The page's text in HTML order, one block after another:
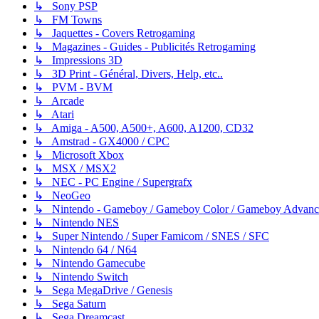
↳ Sony PSP
↳ FM Towns
↳ Jaquettes - Covers Retrogaming
↳ Magazines - Guides - Publicités Retrogaming
↳ Impressions 3D
↳ 3D Print - Général, Divers, Help, etc..
↳ PVM - BVM
↳ Arcade
↳ Atari
↳ Amiga - A500, A500+, A600, A1200, CD32
↳ Amstrad - GX4000 / CPC
↳ Microsoft Xbox
↳ MSX / MSX2
↳ NEC - PC Engine / Supergrafx
↳ NeoGeo
↳ Nintendo - Gameboy / Gameboy Color / Gameboy
↳ Nintendo NES
↳ Super Nintendo / Super Famicom / SNES / SFC
↳ Nintendo 64 / N64
↳ Nintendo Gamecube
↳ Nintendo Switch
↳ Sega MegaDrive / Genesis
↳ Sega Saturn